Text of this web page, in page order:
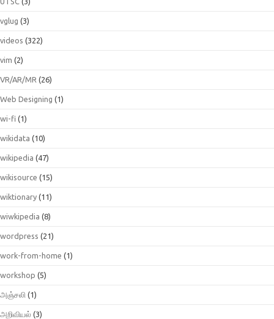
vglug (3)
videos (322)
vim (2)
VR/AR/MR (26)
Web Designing (1)
wi-fi (1)
wikidata (10)
wikipedia (47)
wikisource (15)
wiktionary (11)
wiwkipedia (8)
wordpress (21)
work-from-home (1)
workshop (5)
அஞ்சலி (1)
அறிவியல் (3)